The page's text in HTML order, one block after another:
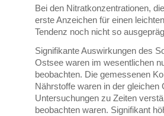
Bei den Nitratkonzentrationen,
erste Anzeichen für einen
Tendenz noch nicht so
Signifikante Auswirkungen des
Ostsee waren im wesentlichen
beobachten. Die gemessenen
Nährstoffe waren in der
Untersuchungen zu Zeiten
beobachten waren. Signifikant